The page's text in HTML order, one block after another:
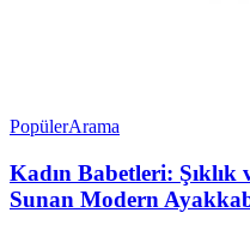
PopülerArama
Kadın Babetleri:
Sunan Modern